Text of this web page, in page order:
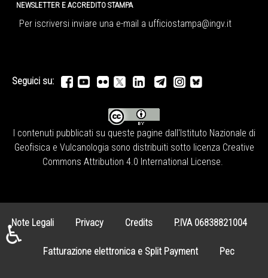
NEWSLETTER E ACCREDITO STAMPA
Per iscriversi inviare una e-mail a ufficiostampa@ingv.it
Seguici su:
I contenuti pubblicati su queste pagine dall' Istituto Nazionale di
Geofisica e Vulcanologia sono distribuiti sotto licenza Creative
Commons Attribution 4.0 International License.
Note Legali Privacy Credits P.IVA 06838821004
Fatturazione elettronica e Split Payment Pec